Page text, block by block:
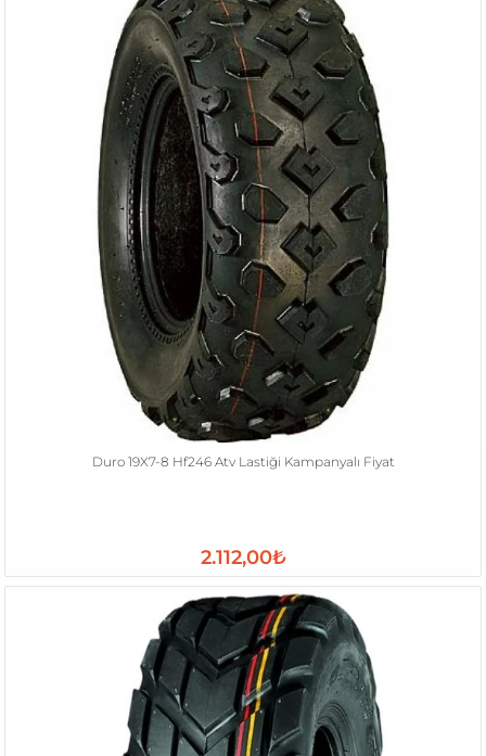
Duro 19X7-8 Hf246 Atv Lastiği Kampanyalı Fiyat
2.112,00₺